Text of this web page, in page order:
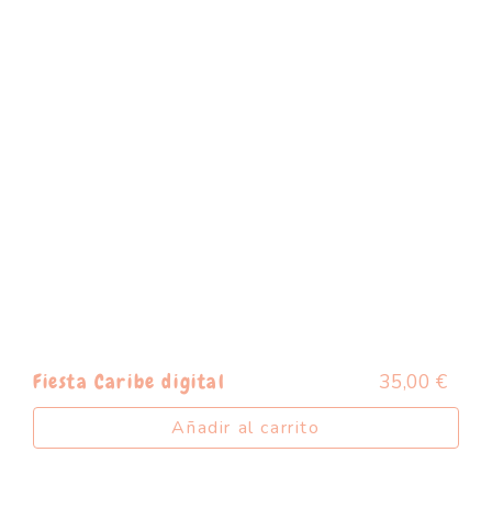
Fiesta Caribe digital 35,00€
Añadir al carrito